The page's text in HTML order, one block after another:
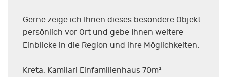
Gerne zeige ich Ihnen dieses besondere Objekt
persönlich vor Ort und gebe Ihnen weitere
Einblicke in die Region und ihre Möglichkeiten.
Kreta, Kamilari Einfamilienhaus 70m²